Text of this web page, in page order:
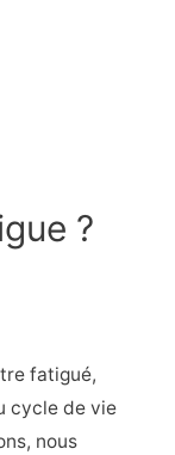
?
fatigué,
cycle de vie
nous